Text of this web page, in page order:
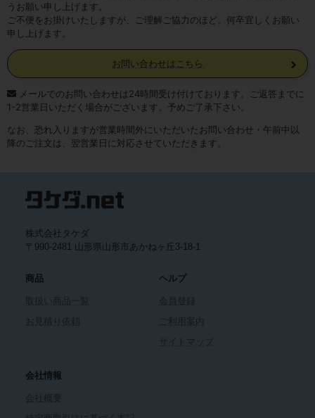
うお願い申し上げます。
ご不便をお掛けいたしますが、ご理解ご協力のほど、何卒宜しくお願い
申し上げます。
お問い合わせはこちら
メールでのお問い合わせは24時間受け付けております。ご返答までに
1-2営業日いただく場合がございます。予めご了承下さい。
なお、恐れ入りますが営業時間外にいただいたお問い合わせ・午前中以
降のご注文は、翌営業日に対応させていただきます。
株式会社タケダ
〒990-2481 山形県山形市あかねヶ丘3-18-1
商品
取扱い商品一覧
お見積り依頼
ヘルプ
会員登録
ご利用案内
サイトマップ
会社情報
会社概要